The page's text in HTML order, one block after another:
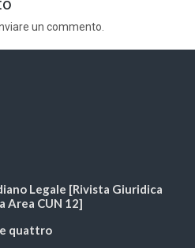
un commento.
Legale [Rivista Giuridica
Area CUN 12]
quattro